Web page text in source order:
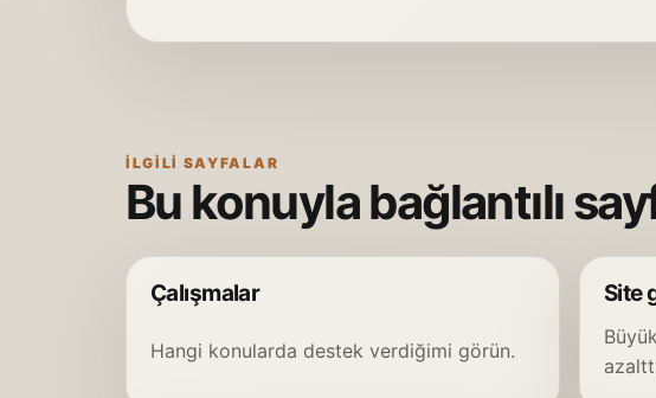
İLGILI SAYFALAR
Bu konuyla bağlantılı
Çalışmalar
Hangi konularda destek verdiğimi görün.
Site